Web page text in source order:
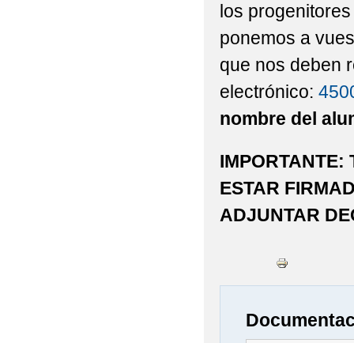
los
ponemos a
que nos deben
electrónico:
nombre del
IMPORTANTE:
ESTAR
ADJUNTAR